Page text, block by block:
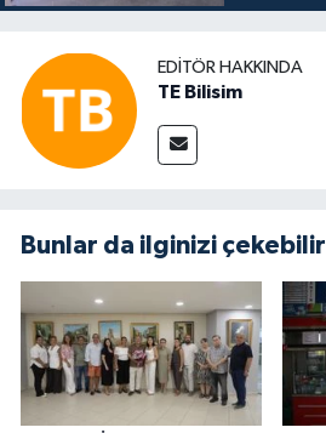
EDITÖR HAKKINDA
TE Bilisim
Bunlar da ilginizi çekebilir